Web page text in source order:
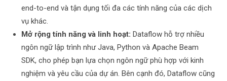
end-to-end và tận dụng tối đa các tính năng của các dịch
vụ khác.
Mở rộng tính năng và linh hoạt: Dataflow hỗ trợ nhiều
ngôn ngữ lập trình như Java, Python và Apache Beam
SDK, cho phép bạn lựa chọn ngôn ngữ phù hợp với kinh
nghiệm và yêu cầu của dự án. Bên cạnh đó, Dataflow cũng